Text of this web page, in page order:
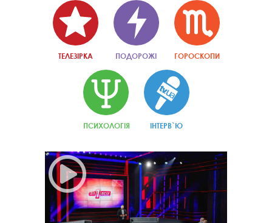
ТЕЛЕЗІРКА ПОДОРОЖІ ГОРОСКОПИ
ПСИХОЛОГІЯ ІНТЕРВ`Ю